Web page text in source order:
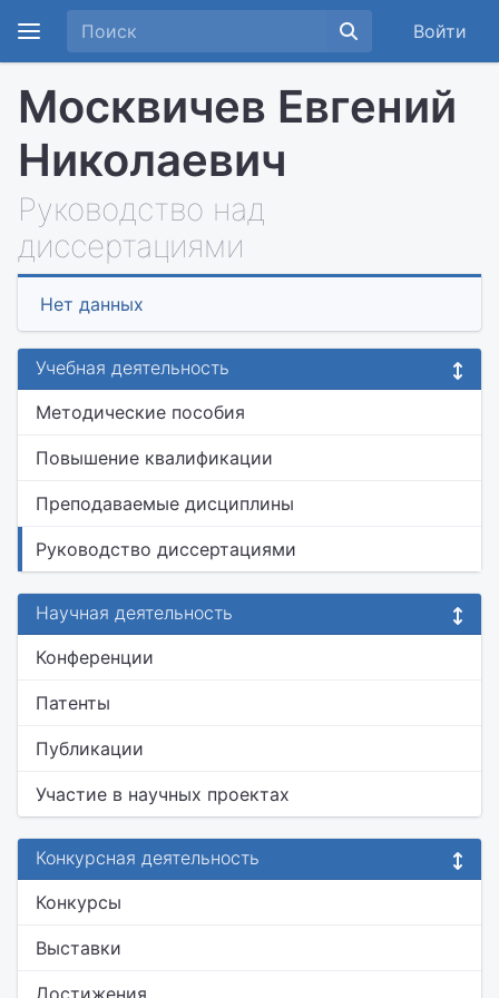
Войти
Москвичев Евгений
Николаевич
Руководство над
диссертациями
Нет данных
Учебная деятельность
Методические пособия
Повышение квалификации
Преподаваемые дисциплины
Руководство диссертациями
Научная деятельность
Конференции
Патенты
Публикации
Участие в научных проектах
Конкурсная деятельность
Конкурсы
Выставки
Достижения